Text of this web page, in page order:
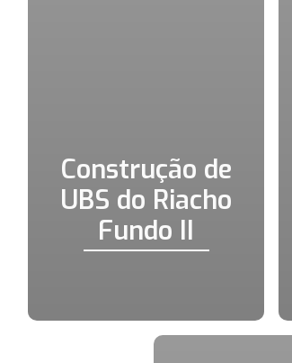
Construção de
UBS do Riacho
Fundo II